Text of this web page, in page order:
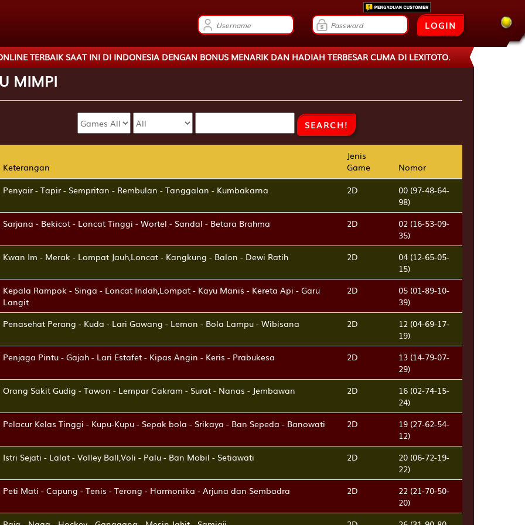
LOGIN
INI DI INDONESIA DENGAN BONUS MENARIK DAN HADIAH TERBESAR CUMA DI LEXITOTO.
MIMPI
Keterangan
Jenis
Game
Nomor
Keterangan
Jenis
Game
Nomor
Penyair - Tapir - Sempritan - Rembulan - Tanggalan - Kumbakarna 2D
00 (97-48-64-
98)
Sarjana - Bekicot - Loncat Tinggi - Wortel - Sandal - Betara Brahma 2D
02 (16-53-09-
35)
Kwan Im - Merak - Lompat Jauh,Loncat - Kangkung - Balon - Dewi Ratih 2D
04 (12-65-05-
15)
Kepala Rampok - Singa - Loncat Indah,Lompat - Kayu Manis - Kereta Api - Garu
Langit
2D
05 (01-89-10-
39)
Penasehat Perang - Kuda - Lari Gawang - Lemon - Bola Lampu - Wibisana 2D
12 (04-69-17-
19)
Penjaga Pintu - Gajah - Lari Estafet - Kipas Angin - Keris - Prabukesa 2D
13 (14-79-07-
29)
Orang Sakit Gudig - Tawon - Lempar Cakram - Surat - Nanas - Jembawan 2D
16 (02-74-15-
24)
Pelacur Kelas Tinggi - Kupu-Kupu - Sepak bola - Srikaya - Ban Sepeda - Banowati 2D
19 (27-62-54-
12)
Istri Sejati - Lalat - Volley Ball,Voli - Palu - Ban Mobil - Setiawati 2D
20 (06-72-19-
22)
Peti Mati - Capung - Tenis - Terong - Harmonika - Arjuna dan Sembadra 2D
22 (21-70-50-
20)